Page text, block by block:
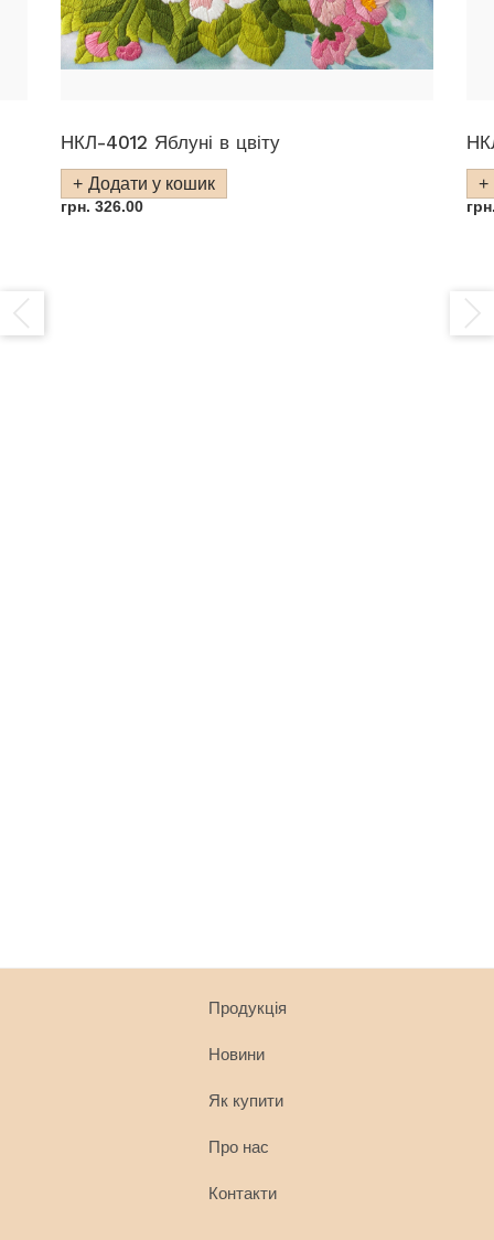
НКЛ-4012 Яблуні в цвіту
Додати у кошик
грн. 326.00
Продукція
Новини
Як купити
Про нас
Контакти